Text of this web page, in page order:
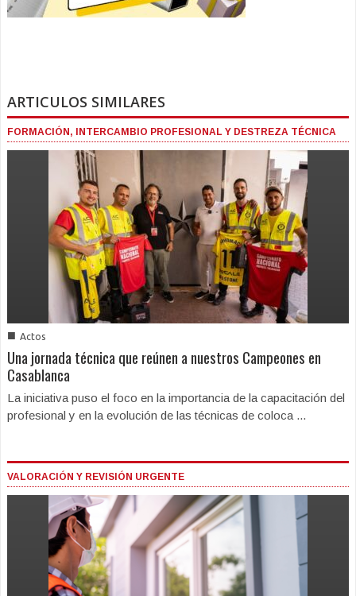
ARTICULOS SIMILARES
FORMACIÓN, INTERCAMBIO PROFESIONAL Y DESTREZA TÉCNICA
■ Actos
Una jornada técnica que reúnen a nuestros Campeones en
Casablanca
La iniciativa puso el foco en la importancia de la capacitación del
profesional y en la evolución de las técnicas de coloca ...
VALORACIÓN Y REVISIÓN URGENTE